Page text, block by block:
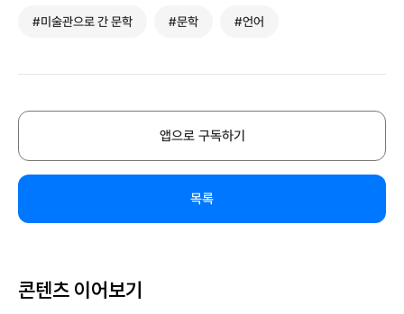
#미술관으로 간 문학 #문학 #언어
앱으로 구독하기
목록
콘텐츠 이어보기